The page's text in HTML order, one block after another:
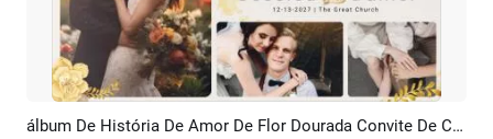
Pré-visualizar Criar IA álbum De História De Amor De Flor Dourada Convite De Casamento Colagem De Fotos Apresentação De Slides